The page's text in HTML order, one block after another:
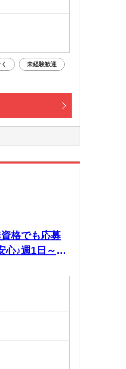
未経験歓迎
格でも応募
心♪週1日～1